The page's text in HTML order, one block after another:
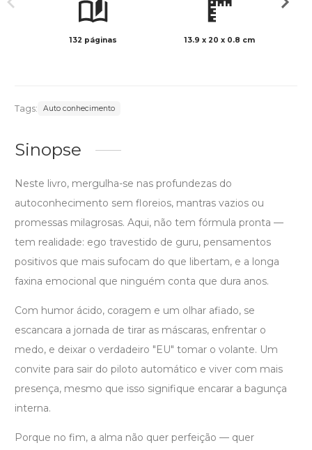
132 páginas 13.9 x 20 x 0.8 cm
Tags: Auto conhecimento
Sinopse
Neste livro, mergulha-se nas profundezas do
autoconhecimento sem floreios, mantras vazios ou
promessas milagrosas. Aqui, não tem fórmula pronta —
tem realidade: ego travestido de guru, pensamentos
positivos que mais sufocam do que libertam, e a longa
faxina emocional que ninguém conta que dura anos.
Com humor ácido, coragem e um olhar afiado, se
escancara a jornada de tirar as máscaras, enfrentar o
medo, e deixar o verdadeiro "EU" tomar o volante. Um
convite para sair do piloto automático e viver com mais
presença, mesmo que isso signifique encarar a bagunça
interna.
Porque no fim, a alma não quer perfeição — quer